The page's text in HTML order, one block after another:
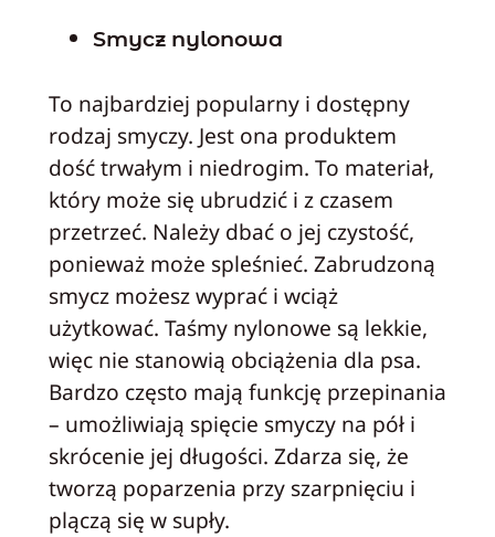
Smycz nylonowa
To najbardziej popularny i dostępny
rodzaj smyczy. Jest ona produktem
dość trwałym i niedrogim. To materiał,
który może się ubrudzić i z czasem
przetrzeć. Należy dbać o jej czystość,
ponieważ może spleśnieć. Zabrudzoną
smycz możesz wyprać i wciąż
użytkować. Taśmy nylonowe są lekkie,
więc nie stanowią obciążenia dla psa.
Bardzo często mają funkcję przepinania
– umożliwiają spięcie smyczy na pół i
skrócenie jej długości. Zdarza się, że
tworzą poparzenia przy szarpnięciu i
plączą się w supły.